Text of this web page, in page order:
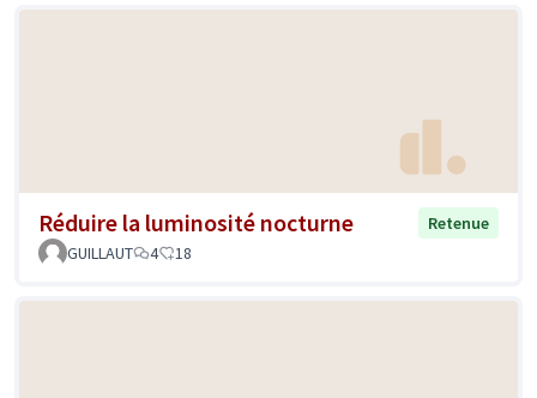
Réduire la luminosité nocturne
Retenue
GUILLAUT
4 18